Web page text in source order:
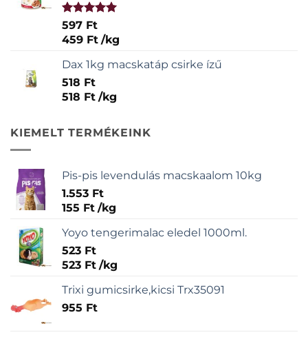
Értékelés:
5.00/ 5
597 Ft
459 Ft /kg
Dax 1kg macskatáp csirke ízű
518 Ft
518 Ft /kg
KIEMELT TERMÉKEINK
Pis-pis levendulás macskaalom 10kg
1.553 Ft
155 Ft /kg
Yoyo tengerimalac eledel 1000ml.
523 Ft
523 Ft /kg
Trixi gumicsirke,kicsi Trx35091
955 Ft